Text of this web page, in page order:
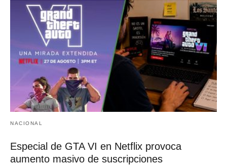
NACIONAL
Especial de GTA VI en Netflix provoca
aumento masivo de suscripciones